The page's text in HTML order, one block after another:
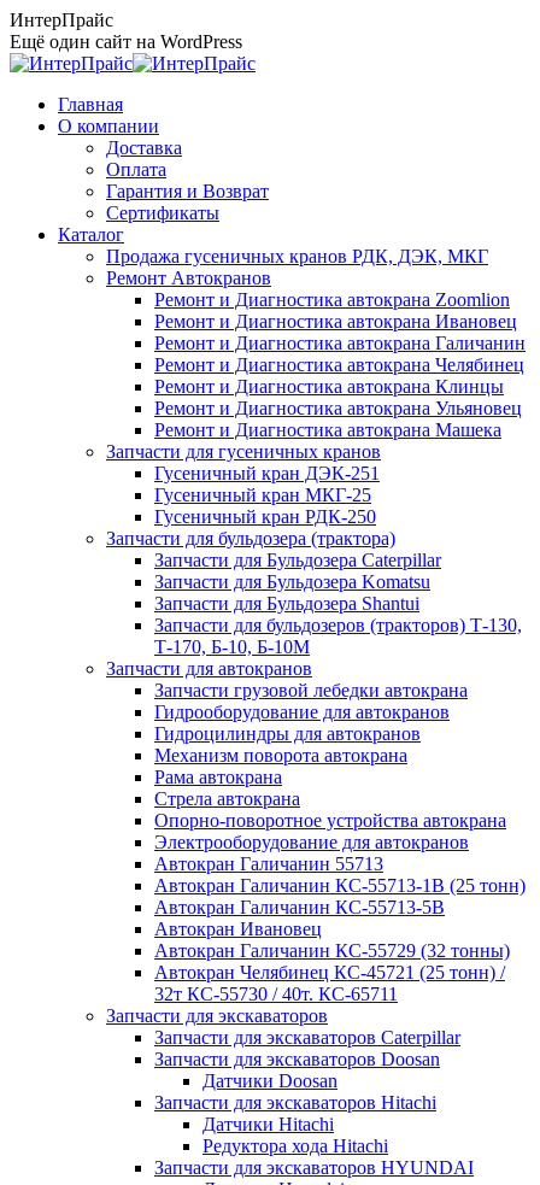
Перейти
к
содержанию
ИнтерПрайс
Ещё один сайт на WordPress
Главная
О компании
Доставка
Оплата
Гарантия и Возврат
Сертификаты
Каталог
Продажа гусеничных кранов РДК, ДЭК, МКГ
Ремонт Автокранов
Ремонт и Диагностика автокрана Zoomlion
Ремонт и Диагностика автокрана Ивановец
Ремонт и Диагностика автокрана Галичанин
Ремонт и Диагностика автокрана Челябинец
Ремонт и Диагностика автокрана Клинцы
Ремонт и Диагностика автокрана Ульяновец
Ремонт и Диагностика автокрана Машека
Запчасти для гусеничных кранов
Гусеничный кран ДЭК-251
Гусеничный кран МКГ-25
Гусеничный кран РДК-250
Запчасти для бульдозера (трактора)
Запчасти для Бульдозера Caterpillar
Запчасти для Бульдозера Komatsu
Запчасти для Бульдозера Shantui
Запчасти для бульдозеров (тракторов) Т-130,
Т-170, Б-10, Б-10М
Запчасти для автокранов
Запчасти грузовой лебедки автокрана
Гидрооборудование для автокранов
Гидроцилиндры для автокранов
Механизм поворота автокрана
Рама автокрана
Стрела автокрана
Опорно-поворотное устройства автокрана
Электрооборудование для автокранов
Автокран Галичанин 55713
Автокран Галичанин КС-55713-1В (25 тонн)
Автокран Галичанин КС-55713-5В
Автокран Ивановец
Автокран Галичанин КС-55729 (32 тонны)
Автокран Челябинец КС-45721 (25 тонн) /
32т КС-55730 / 40т. КС-65711
Запчасти для экскаваторов
Запчасти для экскаваторов Caterpillar
Запчасти для экскаваторов Doosan
Датчики Doosan
Запчасти для экскаваторов Hitachi
Датчики Hitachi
Редуктора хода Hitachi
Запчасти для экскаваторов HYUNDAI